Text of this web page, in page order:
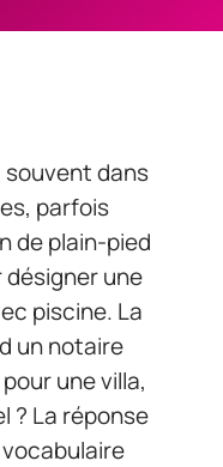
souvent dans
parfois
de plain-pied
une
piscine. La
un notaire
une villa,
? La réponse